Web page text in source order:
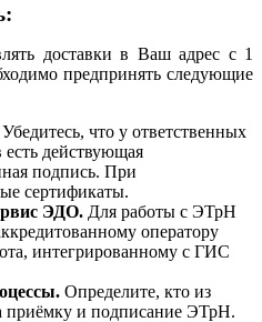
доставки в Ваш адрес с 1
предпринять следующие
Убедитесь, что у ответственных
есть действующая
подпись. При
сертификаты.
ЭДО. Для работы с ЭТрН
оператору
интегрированному с ГИС
Определите, кто из
приёмку и подписание ЭТрН.